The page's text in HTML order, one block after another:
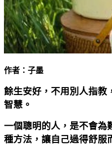
作者：子墨
餘生安好，不用別人指教
智慧。
一個聰明的人，是不會為
種方法，讓自己過得舒服